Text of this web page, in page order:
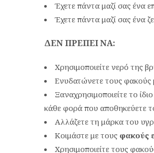
Έχετε πάντα μαζί σας ένα
Έχετε πάντα μαζί σας ένα
ΔΕΝ ΠΡΕΠΕΙ ΝΑ:
Χρησιμοποιείτε νερό της
Ενυδατώνετε τους φακούς
Ξαναχρησιμοποιείτε το
κάθε φορά που αποθηκεύετε
Αλλάζετε τη μάρκα του
Κοιμάστε με τους φακούς
Χρησιμοποιείτε τους